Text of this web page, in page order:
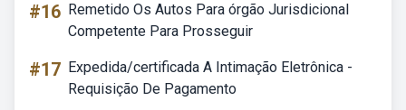
#16 Remetido Os Autos Para órgão Jurisdicional
Competente Para Prosseguir
#17 Expedida/certificada A Intimação Eletrônica -
Requisição De Pagamento